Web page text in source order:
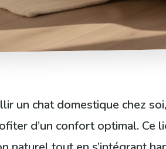
un chat domestique chez
d’un confort optimal. Ce